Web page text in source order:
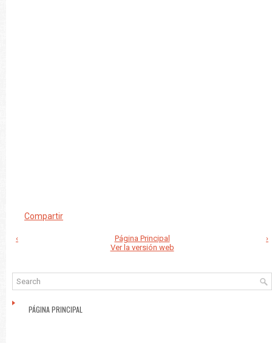
Compartir
‹ ›
Página Principal
Ver la versión web
PÁGINA PRINCIPAL